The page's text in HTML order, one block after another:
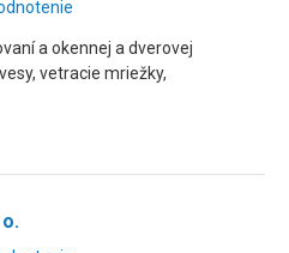
a okennej a dverovej
vetracie mriežky,